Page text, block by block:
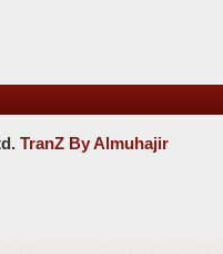
TranZ By Almuhajir